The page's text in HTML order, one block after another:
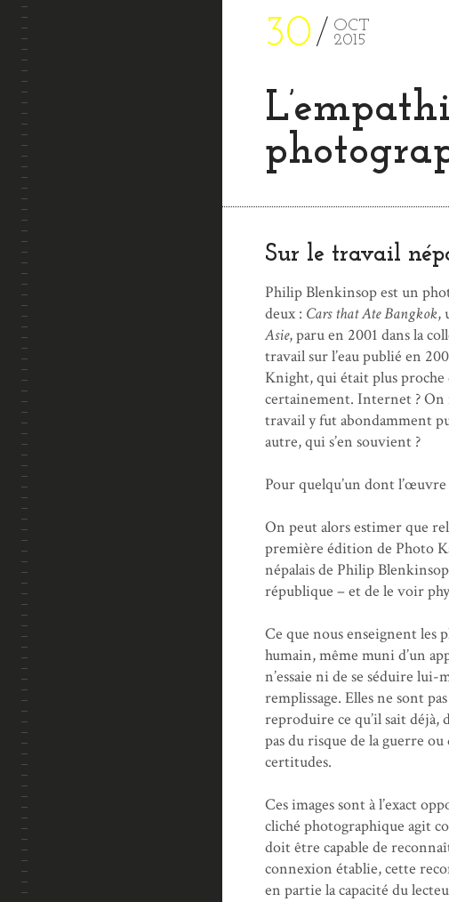
30
OCT
2015
Sur le travail
Philip Blenkinsop est un
deux : Cars that Ate Bangkok,
Asie, paru en 2001 dans la
travail sur l’eau publié en
Knight, qui était plus proche
certainement. Internet ? On
travail y fut abondamment
autre, qui s’en souvient ?
Pour quelqu’un dont
On peut alors estimer que
première édition de Photo
népalais de Philip
république – et de le voir
Ce que nous enseignent les
humain, même muni d’un
n’essaie ni de se séduire
remplissage. Elles ne sont
reproduire ce qu’il sait déjà,
pas du risque de la guerre
certitudes.
Ces images sont à l’exact
cliché photographique agit
doit être capable de
connexion établie, cette
en partie la capacité du